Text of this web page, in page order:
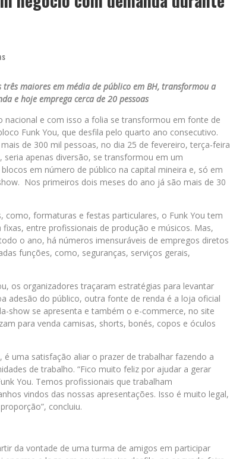
maiores em média de público em BH, transformou a
e hoje emprega cerca de 20 pessoas
nacional e com isso a folia se transformou em fonte de
Funk You, que desfila pelo quarto ano consecutivo.
de 300 mil pessoas, no dia 25 de fevereiro, terça-feira
seria apenas diversão, se transformou em um
em número de público na capital mineira e, só em
Nos primeiros dois meses do ano já são mais de 30
como, formaturas e festas particulares, o Funk You tem
entre profissionais de produção e músicos. Mas,
o ano, há números imensuráveis de empregos diretos
funções, como, seguranças, serviços gerais,
os organizadores traçaram estratégias para levantar
adesão do público, outra fonte de renda é a loja oficial
show se apresenta e também o e-commerce, no site
para venda camisas, shorts, bonés, copos e óculos
uma satisfação aliar o prazer de trabalhar fazendo a
de trabalho. “Fico muito feliz por ajudar a gerar
You. Temos profissionais que trabalham
vindos das nossas apresentações. Isso é muito legal,
concluiu.
da vontade de uma turma de amigos em participar